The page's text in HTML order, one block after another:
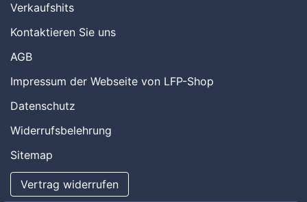
Verkaufshits
Kontaktieren Sie uns
AGB
Impressum der Webseite von LFP-Shop
Datenschutz
Widerrufsbelehrung
Sitemap
Vertrag widerrufen